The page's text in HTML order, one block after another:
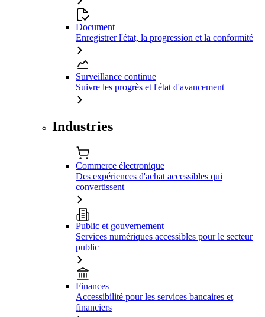
Document
Enregistrer l'état, la progression et la conformité
Surveillance continue
Suivre les progrès et l'état d'avancement
Industries
Commerce électronique
Des expériences d'achat accessibles qui
convertissent
Public et gouvernement
Services numériques accessibles pour le secteur
public
Finances
Accessibilité pour les services bancaires et
financiers